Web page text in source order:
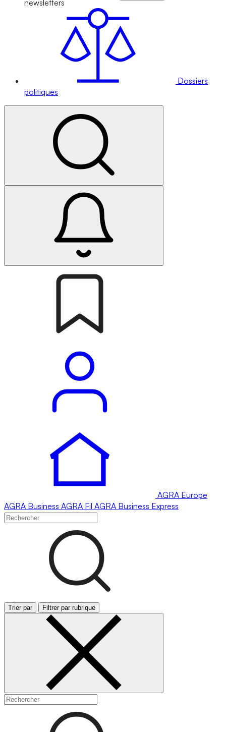
newsletters
Dossiers
politiques
AGRA Europe
AGRA Business AGRA Fil AGRA Business Express
Trier par Filtrer par rubrique